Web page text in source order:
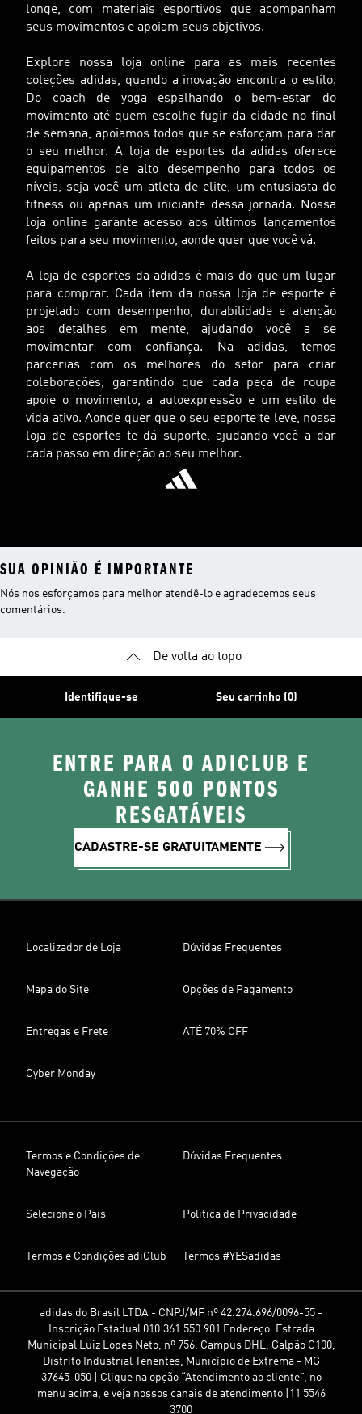
longe, com materiais esportivos que acompanham
seus movimentos e apoiam seus objetivos.
Explore nossa loja online para as mais recentes
coleções adidas, quando a inovação encontra o estilo.
Do coach de yoga espalhando o bem-estar do
movimento até quem escolhe fugir da cidade no final
de semana, apoiamos todos que se esforçam para dar
o seu melhor. A loja de esportes da adidas oferece
equipamentos de alto desempenho para todos os
níveis, seja você um atleta de elite, um entusiasta do
fitness ou apenas um iniciante dessa jornada. Nossa
loja online garante acesso aos últimos lançamentos
feitos para seu movimento, aonde quer que você vá.
A loja de esportes da adidas é mais do que um lugar
para comprar. Cada item da nossa loja de esporte é
projetado com desempenho, durabilidade e atenção
aos detalhes em mente, ajudando você a se
movimentar com confiança. Na adidas, temos
parcerias com os melhores do setor para criar
colaborações, garantindo que cada peça de roupa
apoie o movimento, a autoexpressão e um estilo de
vida ativo. Aonde quer que o seu esporte te leve, nossa
loja de esportes te dá suporte, ajudando você a dar
cada passo em direção ao seu melhor.
SUA OPINIÃO É IMPORTANTE
Nós nos esforçamos para melhor atendê-lo e agradecemos seus
comentários.
De volta ao topo
Identifique-se Seu carrinho (0)
ENTRE PARA O ADICLUB E
GANHE 500 PONTOS
RESGATÁVEIS
CADASTRE-SE GRATUITAMENTE
Localizador de Loja Dúvidas Frequentes
Mapa do Site Opções de Pagamento
Entregas e Frete ATÉ 70% OFF
Cyber Monday
Termos e Condições de
Navegação
Dúvidas Frequentes
Selecione o Pais Politica de Privacidade
Termos e Condições adiClub Termos #YESadidas
adidas do Brasil LTDA - CNPJ/MF nº 42.274.696/0096-55 -
Inscrição Estadual 010.361.550.901 Endereço: Estrada
Municipal Luiz Lopes Neto, nº 756, Campus DHL, Galpão G100,
Distrito Industrial Tenentes, Município de Extrema - MG
37645-050 | Clique na opção “Atendimento ao cliente”, no
menu acima, e veja nossos canais de atendimento |11 5546
3700